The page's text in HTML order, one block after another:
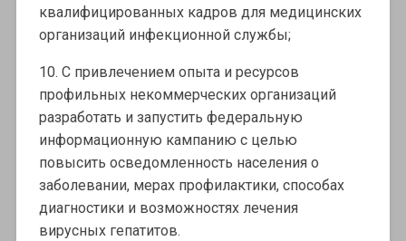
квалифицированных кадров для медицинских
организаций инфекционной службы;
10. С привлечением опыта и ресурсов
профильных некоммерческих организаций
разработать и запустить федеральную
информационную кампанию с целью
повысить осведомленность населения о
заболевании, мерах профилактики, способах
диагностики и возможностях лечения
вирусных гепатитов.